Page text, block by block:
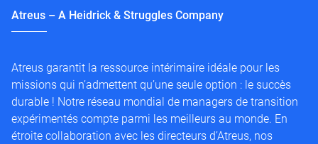
Atreus – A Heidrick & Struggles Company
Atreus garantit la ressource intérimaire idéale pour les
missions qui n’admettent qu’une seule option : le succès
durable ! Notre réseau mondial de managers de transition
expérimentés compte parmi les meilleurs au monde. En
étroite collaboration avec les directeurs d’Atreus, nos